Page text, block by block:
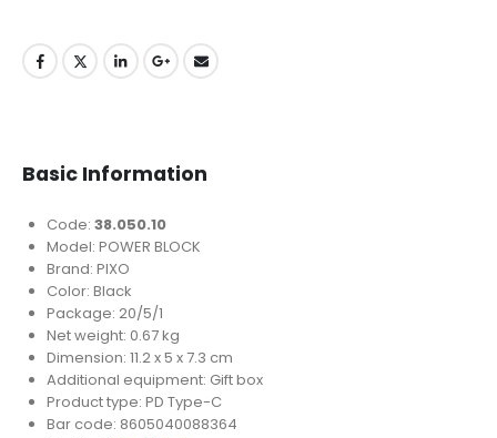
Basic Information
Code:38.050.10
Model: POWER BLOCK
Brand: PIXO
Color: Black
Package: 20/5/1
Net weight: 0.67 kg
Dimension: 11.2 x 5 x 7.3 cm
Additional equipment: Gift box
Product type: PD Type-C
Bar code: 8605040088364